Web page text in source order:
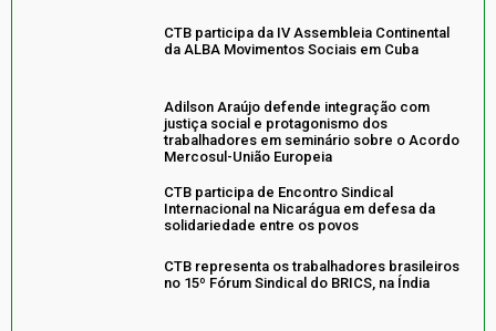
CTB participa da IV Assembleia Continental
da ALBA Movimentos Sociais em Cuba
Adilson Araújo defende integração com
justiça social e protagonismo dos
trabalhadores em seminário sobre o Acordo
Mercosul-União Europeia
CTB participa de Encontro Sindical
Internacional na Nicarágua em defesa da
solidariedade entre os povos
CTB representa os trabalhadores brasileiros
no 15º Fórum Sindical do BRICS, na Índia